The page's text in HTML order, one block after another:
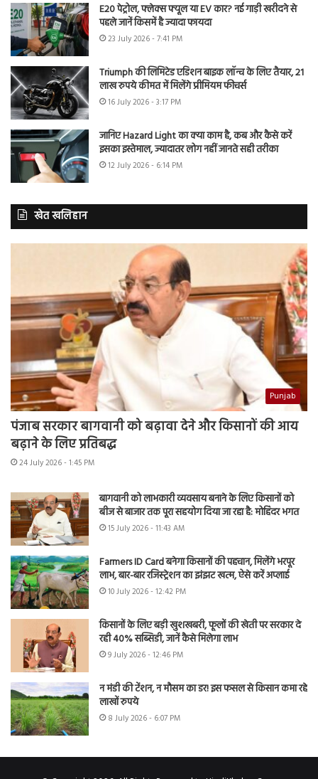
E20 पेट्रोल, फ्लेक्स फ्यूल या EV कार? नई गाड़ी खरीदने से
पहले जानें किसमें है ज्यादा फायदा
23 July 2026 - 7:41 PM
Triumph की लिमिटेड एडिशन बाइक लॉन्च के लिए तैयार, 21
लाख रुपये कीमत में मिलेंगे प्रीमियम फीचर्स
16 July 2026 - 3:17 PM
जानिए Hazard Light का क्या काम है, कब और कैसे करें
इसका इस्तेमाल, ज्यादातर लोग नहीं जानते सही तरीका
12 July 2026 - 6:14 PM
खेत खलिहान
Punjab
पंजाब सरकार बागवानी को बढ़ावा देने और किसानों की आय
बढ़ाने के लिए प्रतिबद्ध
24 July 2026 - 1:45 PM
बागवानी को लाभकारी व्यवसाय बनाने के लिए किसानों को
बीज से बाजार तक पूरा सहयोग दिया जा रहा है: मोहिंदर भगत
15 July 2026 - 11:43 AM
Farmers ID Card बनेगा किसानों की पहचान, मिलेंगे भरपूर
लाभ, बार-बार रजिस्ट्रेशन का झंझट खत्म, ऐसे करें अप्लाई
10 July 2026 - 12:42 PM
किसानों के लिए बड़ी खुशखबरी, फूलों की खेती पर सरकार दे
रही 40% सब्सिडी, जानें कैसे मिलेगा लाभ
9 July 2026 - 12:46 PM
न मंडी की टेंशन, न मौसम का डर! इस फसल से किसान कमा रहे
लाखों रुपये
8 July 2026 - 6:07 PM